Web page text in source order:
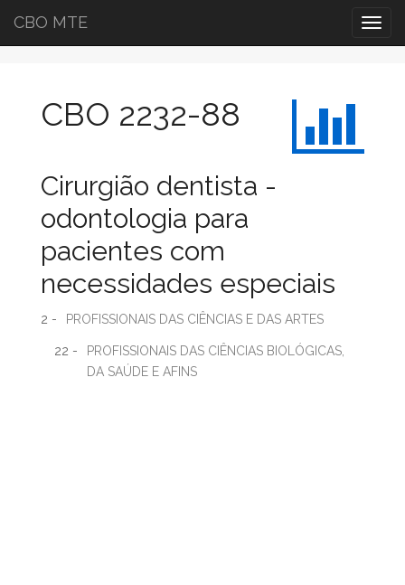
CBO MTE
CBO 2232-88
Cirurgião dentista -
odontologia para
pacientes com
necessidades especiais
2 - PROFISSIONAIS DAS CIÊNCIAS E DAS ARTES
22 -
PROFISSIONAIS DAS CIÊNCIAS BIOLÓGICAS,
DA SAÚDE E AFINS